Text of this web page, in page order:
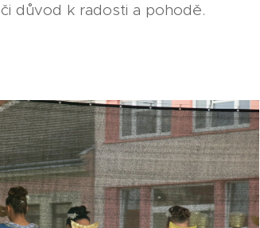
důvod k radosti a pohodě.